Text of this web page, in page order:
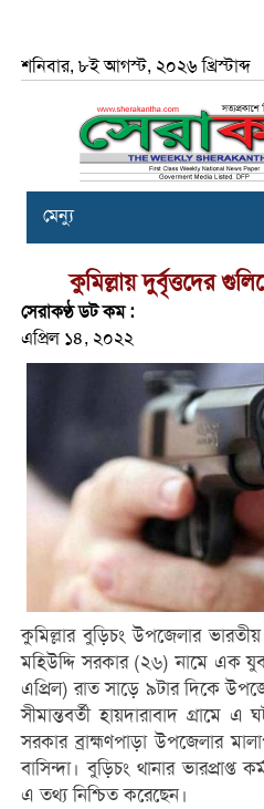
শনিবার, ৮ই আগস্ট, ২০২৬ খ্রিস্টাব্দ
মেন্যু
কুমিল্লায় দুর্বৃত্তদের
সেরাকণ্ঠ ডট কম :
এপ্রিল ১৪, ২০২২
কুমিল্লার বুড়িচং উপজেলার
মহিউদ্দি সরকার (২৬) নামে এক
এপ্রিল) রাত সাড়ে ৯টার দিকে
সীমান্তবর্তী হায়দারাবাদ গ্রামে
সরকার ব্রাহ্মণপাড়া উপজেলার
বাসিন্দা। বুড়িচং থানার
এ তথ্য নিশ্চিত করেছেন।